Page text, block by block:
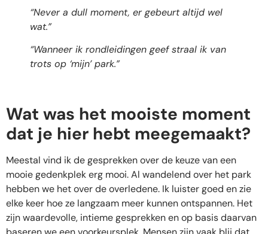
“Never a dull moment, er gebeurt altijd wel
wat.”
“Wanneer ik rondleidingen geef straal ik van
trots op ‘mijn’ park.”
Wat was het mooiste moment
dat je hier hebt meegemaakt?
Meestal vind ik de gesprekken over de keuze van een
mooie gedenkplek erg mooi. Al wandelend over het park
hebben we het over de overledene. Ik luister goed en zie
elke keer hoe ze langzaam meer kunnen ontspannen. Het
zijn waardevolle, intieme gesprekken en op basis daarvan